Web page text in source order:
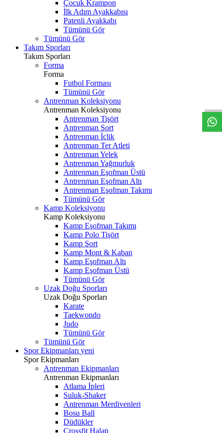
Çocuk Krampon
İlk Adım Ayakkabısı
Patenli Ayakkabı
Tümünü Gör
Tümünü Gör
Takım Sporları
Takım Sporları
Forma
Forma
Futbol Forması
Tümünü Gör
Antrenman Koleksiyonu
Antrenman Koleksiyonu
Antrenman Tişört
Antrenman Şort
Antrenman İçlik
Antrenman Ter Atleti
Antrenman Yelek
Antrenman Yağmurluk
Antrenman Eşofman Üstü
Antrenman Eşofman Altı
Antrenman Eşofman Takımı
Tümünü Gör
Kamp Koleksiyonu
Kamp Koleksiyonu
Kamp Eşofman Takımı
Kamp Polo Tişört
Kamp Şort
Kamp Mont & Kaban
Kamp Eşofman Altı
Kamp Eşofman Üstü
Tümünü Gör
Uzak Doğu Sporları
Uzak Doğu Sporları
Karate
Taekwondo
Judo
Tümünü Gör
Tümünü Gör
Spor Ekipmanları yeni
Spor Ekipmanları
Antrenman Ekipmanları
Antrenman Ekipmanları
Atlama İpleri
Suluk-Shaker
Antrenman Merdivenleri
Bosu Ball
Düdükler
Crossfit Halatı